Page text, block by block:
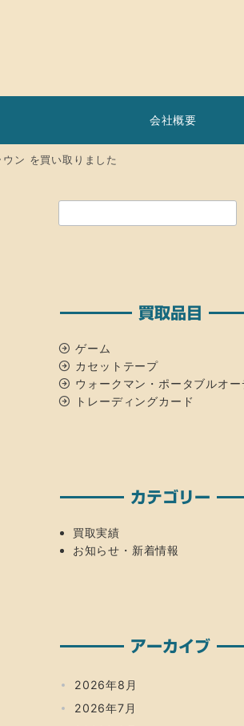
会社概要
ン を買い取りました
買取品目
ゲーム
カセットテープ
ウォークマン・ポータブルオー
トレーディングカード
カテゴリー
買取実績
お知らせ・新着情報
アーカイブ
2026年8月
2026年7月